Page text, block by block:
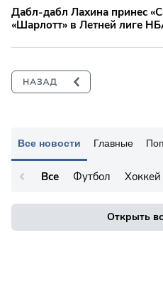
Все новости Главные
Все Футбол Хоккей
Открыть
Дабл-дабл Лахина принес
«Шарлотт» в Летней лиге